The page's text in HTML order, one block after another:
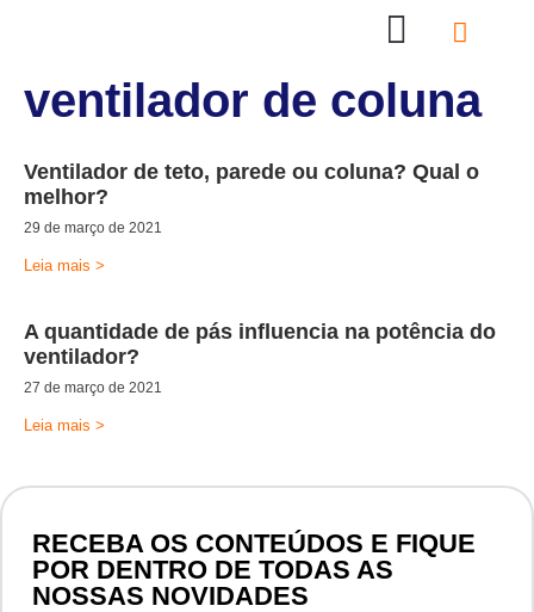
ventilador de coluna
Ventilador de teto, parede ou coluna? Qual o
melhor?
29 de março de 2021
Leia mais >
A quantidade de pás influencia na potência do
ventilador?
27 de março de 2021
Leia mais >
RECEBA OS CONTEÚDOS E FIQUE
POR DENTRO DE TODAS AS
NOSSAS NOVIDADES